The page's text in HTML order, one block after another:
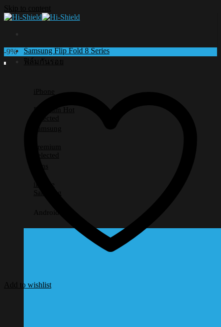
Skip to content
Samsung Flip Fold 8 Series
ฟิล์มกันรอย
iPhone
Premium
Selected
Samsung
Premium
Selected
Lens
iPhone
Samsung
Android อื่นๆ
-9%
Add to wishlist